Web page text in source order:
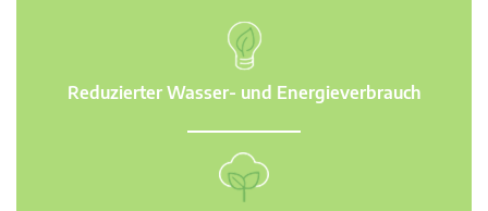
Reduzierter Wasser- und Energieverbrauch